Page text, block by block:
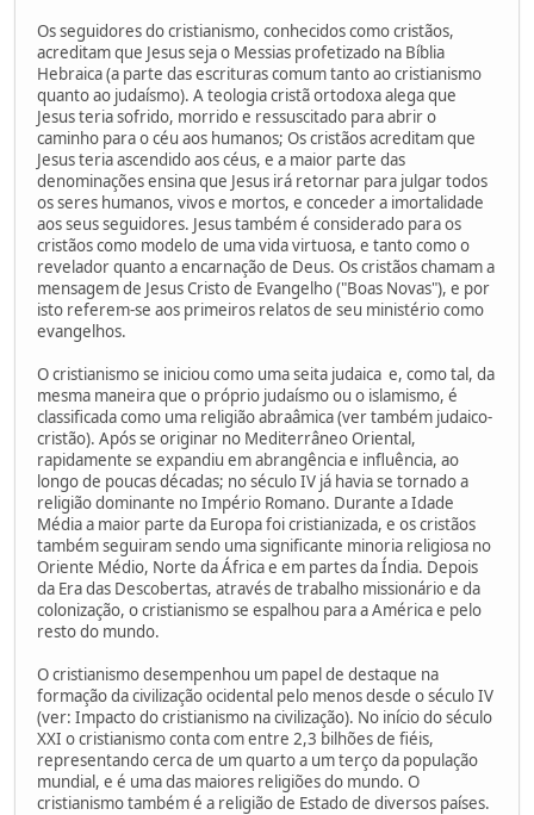
Os seguidores do cristianismo, conhecidos como cristãos,
acreditam que Jesus seja o Messias profetizado na Bíblia
Hebraica (a parte das escrituras comum tanto ao cristianismo
quanto ao judaísmo). A teologia cristã ortodoxa alega que
Jesus teria sofrido, morrido e ressuscitado para abrir o
caminho para o céu aos humanos; Os cristãos acreditam que
Jesus teria ascendido aos céus, e a maior parte das
denominações ensina que Jesus irá retornar para julgar todos
os seres humanos, vivos e mortos, e conceder a imortalidade
aos seus seguidores. Jesus também é considerado para os
cristãos como modelo de uma vida virtuosa, e tanto como o
revelador quanto a encarnação de Deus. Os cristãos chamam a
mensagem de Jesus Cristo de Evangelho ("Boas Novas"), e por
isto referem-se aos primeiros relatos de seu ministério como
evangelhos.
O cristianismo se iniciou como uma seita judaica e, como tal, da
mesma maneira que o próprio judaísmo ou o islamismo, é
classificada como uma religião abraâmica (ver também judaico-
cristão). Após se originar no Mediterrâneo Oriental,
rapidamente se expandiu em abrangência e influência, ao
longo de poucas décadas; no século IV já havia se tornado a
religião dominante no Império Romano. Durante a Idade
Média a maior parte da Europa foi cristianizada, e os cristãos
também seguiram sendo uma significante minoria religiosa no
Oriente Médio, Norte da África e em partes da Índia. Depois
da Era das Descobertas, através de trabalho missionário e da
colonização, o cristianismo se espalhou para a América e pelo
resto do mundo.
O cristianismo desempenhou um papel de destaque na
formação da civilização ocidental pelo menos desde o século IV
(ver: Impacto do cristianismo na civilização). No início do século
XXI o cristianismo conta com entre 2,3 bilhões de fiéis,
representando cerca de um quarto a um terço da população
mundial, e é uma das maiores religiões do mundo. O
cristianismo também é a religião de Estado de diversos países.